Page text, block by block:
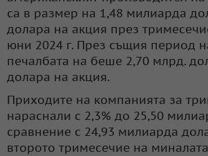
са в размер на 1,48 милиарда
долара на акция през
юни 2024 г. През същия период
печалбата на беше 2,70 млрд.
долара на акция.
Приходите на компанията за
нараснали с 2,3% до 25,50
сравнение с 24,93 милиарда
второто тримесечие на